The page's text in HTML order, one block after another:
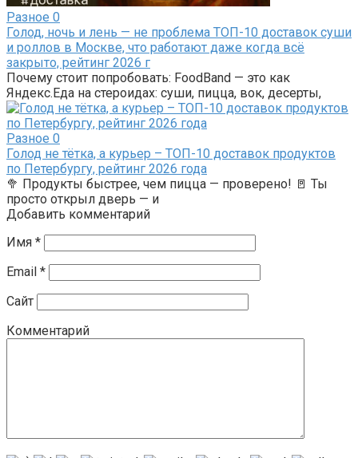
Разное 0
Голод, ночь и лень — не проблема ТОП-10 доставок суши
и роллов в Москве, что работают даже когда всё
закрыто, рейтинг 2026 г
Почему стоит попробовать: FoodBand — это как
Яндекс.Еда на стероидах: суши, пицца, вок, десерты,
Разное 0
Голод не тётка, а курьер – ТОП-10 доставок продуктов
по Петербургу, рейтинг 2026 года
🥦 Продукты быстрее, чем пицца — проверено! 🚪 Ты
просто открыл дверь — и
Добавить комментарий
Имя *
Email *
Сайт
Комментарий